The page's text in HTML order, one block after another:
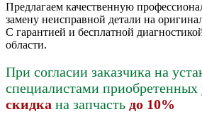
Предлагаем качественную
замену неисправной детали на
С гарантией и бесплатной
области.
При согласии заказчика на
специалистами приобретенных
скидка на запчасть до 10%